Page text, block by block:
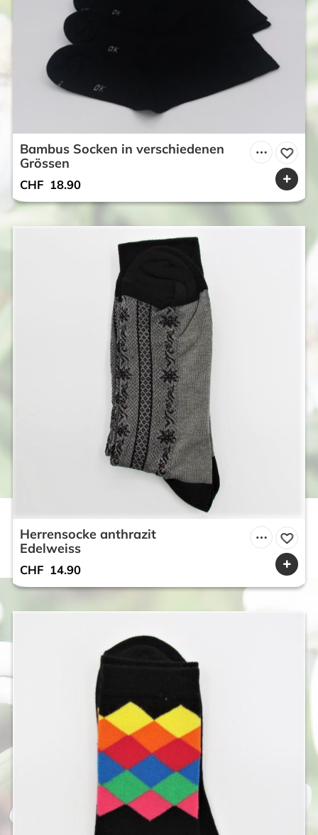
Bambus Socken in verschiedenen
Grössen
CHF 18.90
Herrensocke anthrazit
Edelweiss
CHF 14.90